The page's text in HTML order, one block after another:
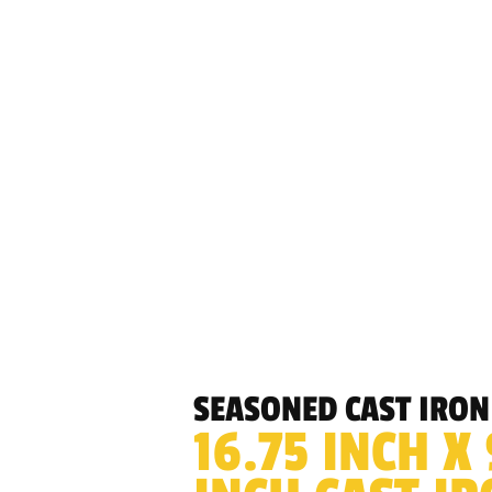
SEASONED CAST IRON
16.75 INCH